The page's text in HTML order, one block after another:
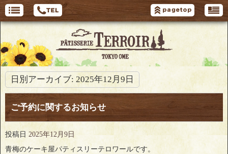
日別アーカイブ: 2025年12月9日
ご予約に関するお知らせ
投稿日 2025年12月9日
青梅のケーキ屋パティスリーテロワールです。